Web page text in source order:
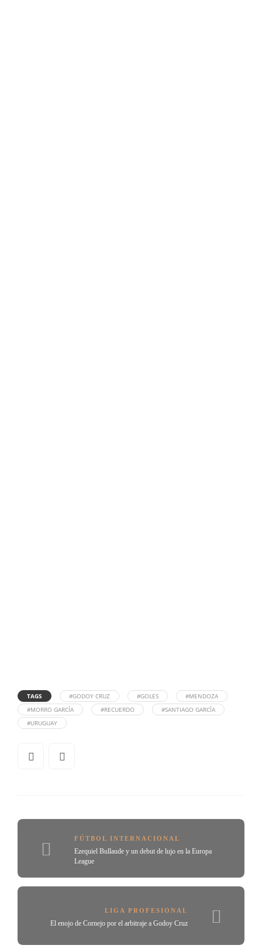
TAGS #GODOY CRUZ #GOLES
#MENDOZA
#MORRO GARCÍA
#RECUERDO
#SANTIAGO GARCÍA
#URUGUAY
FÚTBOL INTERNACIONAL
Ezequiel Bullaude y un debut de lujo en la Europa
League
LIGA PROFESIONAL
El enojo de Cornejo por el arbitraje a Godoy Cruz